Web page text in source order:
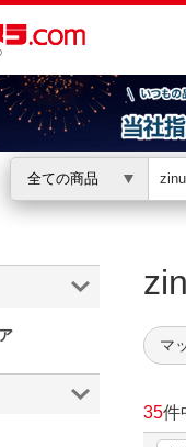
全ての商品
ちは
マ
35件